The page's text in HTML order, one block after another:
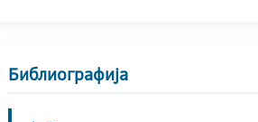
Библиографија